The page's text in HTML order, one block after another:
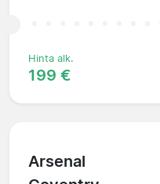
Hinta alk.
199 €
Arsenal